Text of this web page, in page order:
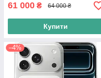
61 000 ₴ 64 000 ₴
Купити
–4%